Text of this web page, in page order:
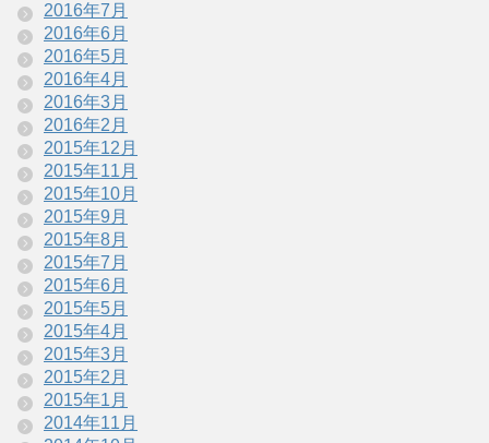
2016年7月
2016年6月
2016年5月
2016年4月
2016年3月
2016年2月
2015年12月
2015年11月
2015年10月
2015年9月
2015年8月
2015年7月
2015年6月
2015年5月
2015年4月
2015年3月
2015年2月
2015年1月
2014年11月